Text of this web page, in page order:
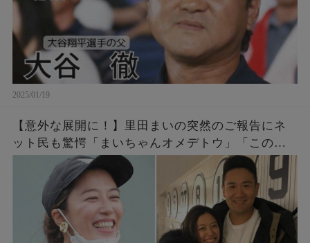
2025/01/19
【意外な展開に！】里田まいの突然のご報告にネ
ット民も驚愕「まいちゃんオメデトウ」「この人
もその路線か・・・」